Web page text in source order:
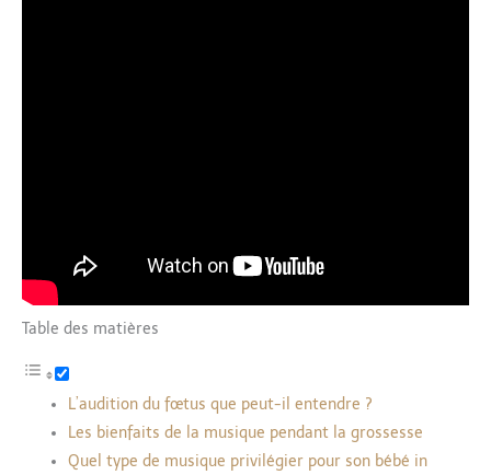
Table des matières
L’audition du fœtus que peut-il entendre ?
Les bienfaits de la musique pendant la grossesse
Quel type de musique privilégier pour son bébé in